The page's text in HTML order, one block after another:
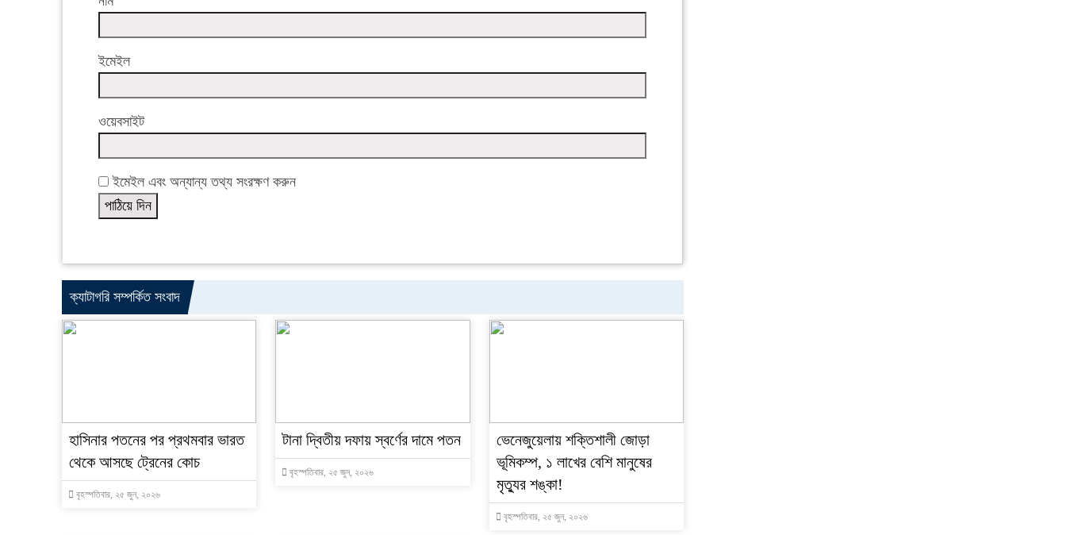
ইমেইল
ওয়েবসাইট
ইমেইল এবং অন্যান্য তথ্য সংরক্ষণ করুন
ক্যাটাগরি সম্পর্কিত সংবাদ
হাসিনার পতনের পর প্রথমবার ভারত
থেকে আসছে ট্রেনের কোচ
বৃহস্পতিবার, ২৫ জুন, ২০২৬
টানা দ্বিতীয় দফায় স্বর্ণের দামে পতন
বৃহস্পতিবার, ২৫ জুন, ২০২৬
ভেনেজুয়েলায় শক্তিশালী জোড়া
ভূমিকম্প, ১ লাখের বেশি মানুষের
মৃত্যুর শঙ্কা!
বৃহস্পতিবার, ২৫ জুন, ২০২৬